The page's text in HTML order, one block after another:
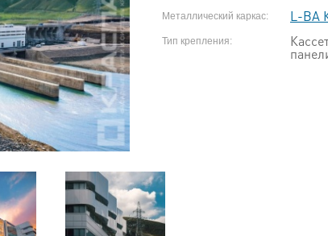
Металлический каркас: L-ВА
Тип крепления: